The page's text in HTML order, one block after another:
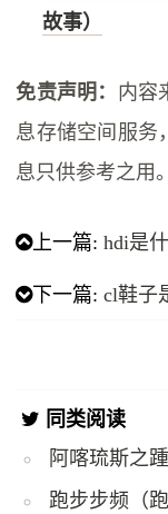
故事）
免责声明： 内容
息存储空间服务
息只供参考之用。
上一篇:hdi是
下一篇:cl鞋子
同类阅读
阿喀琉斯之
跑步步频（